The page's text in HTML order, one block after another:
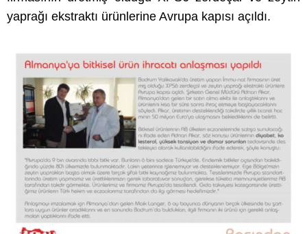
yaprağı ekstraktı ürünlerine Avrupa kapısı açıldı.